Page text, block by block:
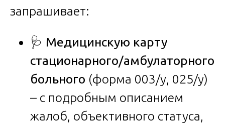
запрашивает:
🩺 Медицинскую карту
стационарного/амбулаторного
больного (форма 003/у, 025/у)
– с подробным описанием
жалоб, объективного статуса,